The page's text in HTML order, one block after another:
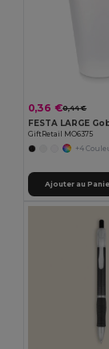
0,36 €0,44 €
GiftRetail MO6375
+4
Ajouter au